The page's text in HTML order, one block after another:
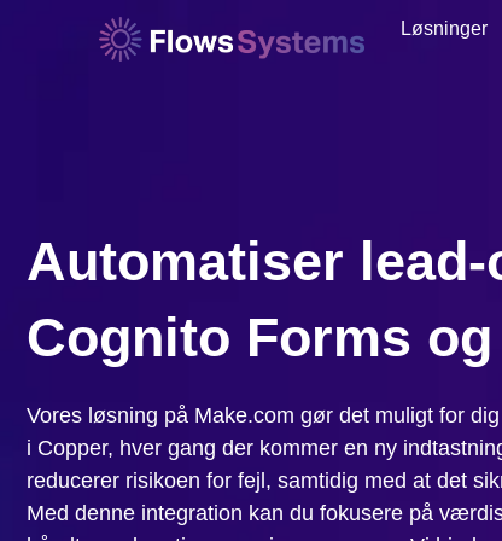
Løsninger
Automatiser
Cognito Forms
Vores løsning på Make.com gør det muligt for
i Copper, hver gang der kommer en ny
reducerer risikoen for fejl, samtidig med at det
Med denne integration kan du fokusere på